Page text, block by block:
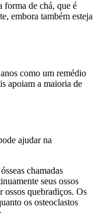
forma de chá, que é
embora também esteja
como um remédio
apoiam a maioria de
ajudar na
chamadas
seus ossos
ossos quebradiços. Os
os osteoclastos